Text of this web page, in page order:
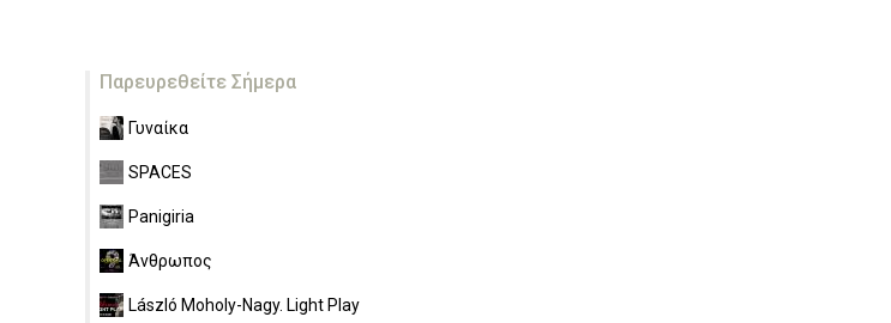
Παρευρεθείτε Σήμερα
Γυναίκα
SPACES
Panigiria
Άνθρωπος
László Moholy-Nagy. Light Play